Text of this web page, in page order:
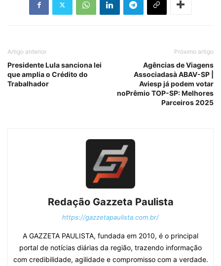
Artigo anterior
Presidente Lula sanciona lei
que amplia o Crédito do
Trabalhador
Próximo artigo
Agências de Viagens
Associadasà ABAV-SP |
Aviesp já podem votar
noPrêmio TOP-SP: Melhores
Parceiros 2025
Redação Gazzeta Paulista
https://gazzetapaulista.com.br/
A GAZZETA PAULISTA, fundada em 2010, é o principal
portal de notícias diárias da região, trazendo informação
com credibilidade, agilidade e compromisso com a verdade.